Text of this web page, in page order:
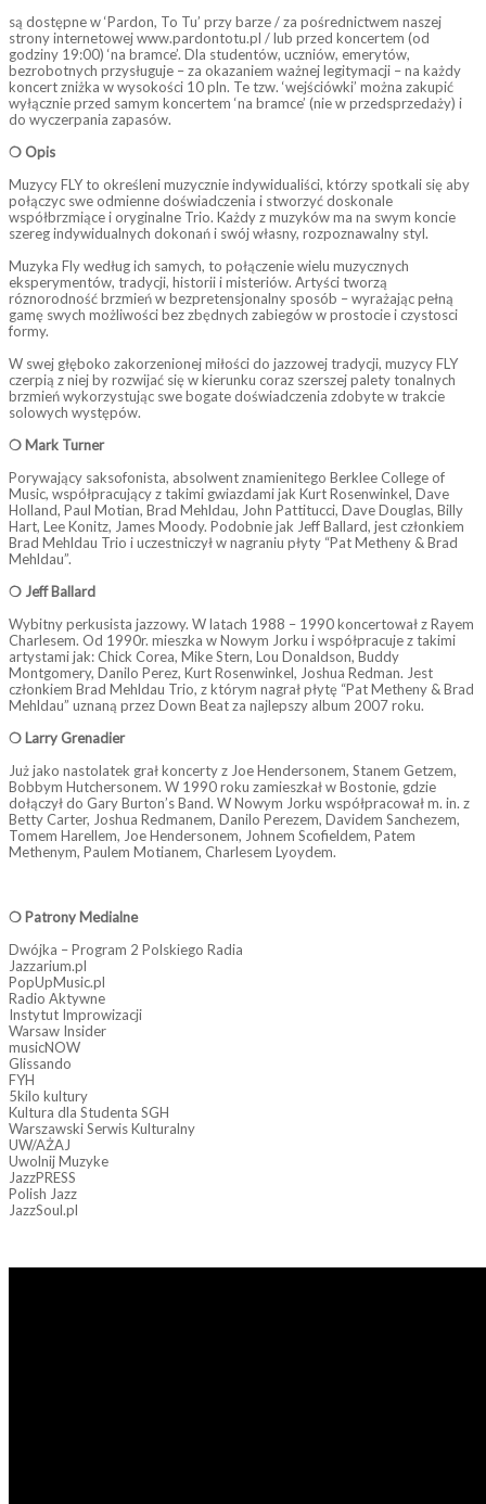
są dostępne w ‘Pardon, To Tu’ przy barze / za pośrednictwem naszej
strony internetowej www.pardontotu.pl / lub przed koncertem (od
godziny 19:00) ‘na bramce’. Dla studentów, uczniów, emerytów,
bezrobotnych przysługuje – za okazaniem ważnej legitymacji – na każdy
koncert zniżka w wysokości 10 pln. Te tzw. ‘wejściówki’ można zakupić
wyłącznie przed samym koncertem ‘na bramce’ (nie w przedsprzedaży) i
do wyczerpania zapasów.
❍ Opis
Muzycy FLY to określeni muzycznie indywidualiści, którzy spotkali się aby
połączyc swe odmienne doświadczenia i stworzyć doskonale
współbrzmiące i oryginalne Trio. Każdy z muzyków ma na swym koncie
szereg indywidualnych dokonań i swój własny, rozpoznawalny styl.
Muzyka Fly według ich samych, to połączenie wielu muzycznych
eksperymentów, tradycji, historii i misteriów. Artyści tworzą
róznorodność brzmień w bezpretensjonalny sposób – wyrażając pełną
gamę swych możliwości bez zbędnych zabiegów w prostocie i czystosci
formy.
W swej głęboko zakorzenionej miłości do jazzowej tradycji, muzycy FLY
czerpią z niej by rozwijać się w kierunku coraz szerszej palety tonalnych
brzmień wykorzystując swe bogate doświadczenia zdobyte w trakcie
solowych występów.
❍ Mark Turner
Porywający saksofonista, absolwent znamienitego Berklee College of
Music, współpracujący z takimi gwiazdami jak Kurt Rosenwinkel, Dave
Holland, Paul Motian, Brad Mehldau, John Pattitucci, Dave Douglas, Billy
Hart, Lee Konitz, James Moody. Podobnie jak Jeff Ballard, jest członkiem
Brad Mehldau Trio i uczestniczył w nagraniu płyty “Pat Metheny & Brad
Mehldau”.
❍ Jeff Ballard
Wybitny perkusista jazzowy. W latach 1988 – 1990 koncertował z Rayem
Charlesem. Od 1990r. mieszka w Nowym Jorku i współpracuje z takimi
artystami jak: Chick Corea, Mike Stern, Lou Donaldson, Buddy
Montgomery, Danilo Perez, Kurt Rosenwinkel, Joshua Redman. Jest
członkiem Brad Mehldau Trio, z którym nagrał płytę “Pat Metheny & Brad
Mehldau” uznaną przez Down Beat za najlepszy album 2007 roku.
❍ Larry Grenadier
Już jako nastolatek grał koncerty z Joe Hendersonem, Stanem Getzem,
Bobbym Hutchersonem. W 1990 roku zamieszkał w Bostonie, gdzie
dołączył do Gary Burton’s Band. W Nowym Jorku współpracował m. in. z
Betty Carter, Joshua Redmanem, Danilo Perezem, Davidem Sanchezem,
Tomem Harellem, Joe Hendersonem, Johnem Scofieldem, Patem
Methenym, Paulem Motianem, Charlesem Lyoydem.
❍ Patrony Medialne
Dwójka – Program 2 Polskiego Radia
Jazzarium.pl
PopUpMusic.pl
Radio Aktywne
Instytut Improwizacji
Warsaw Insider
musicNOW
Glissando
FYH
5kilo kultury
Kultura dla Studenta SGH
Warszawski Serwis Kulturalny
UW/AŻAJ
Uwolnij Muzyke
JazzPRESS
Polish Jazz
JazzSoul.pl